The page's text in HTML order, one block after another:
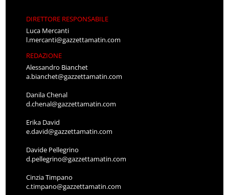
DIRETTORE RESPONSABILE
Luca Mercanti
l.mercanti@gazzettamatin.com
REDAZIONE
Alessandro Bianchet
a.bianchet@gazzettamatin.com
Danila Chenal
d.chenal@gazzettamatin.com
Erika David
e.david@gazzettamatin.com
Davide Pellegrino
d.pellegrino@gazzettamatin.com
Cinzia Timpano
c.timpano@gazzettamatin.com